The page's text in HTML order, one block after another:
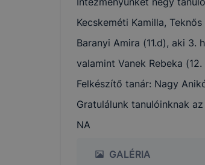
Kecskeméti Kamilla,
Baranyi Amira (11.d), aki 3.
valamint Vanek Rebeka
Felkészítő tanár: Nagy
Gratulálunk tanulóinknak
NA
GALÉRIA